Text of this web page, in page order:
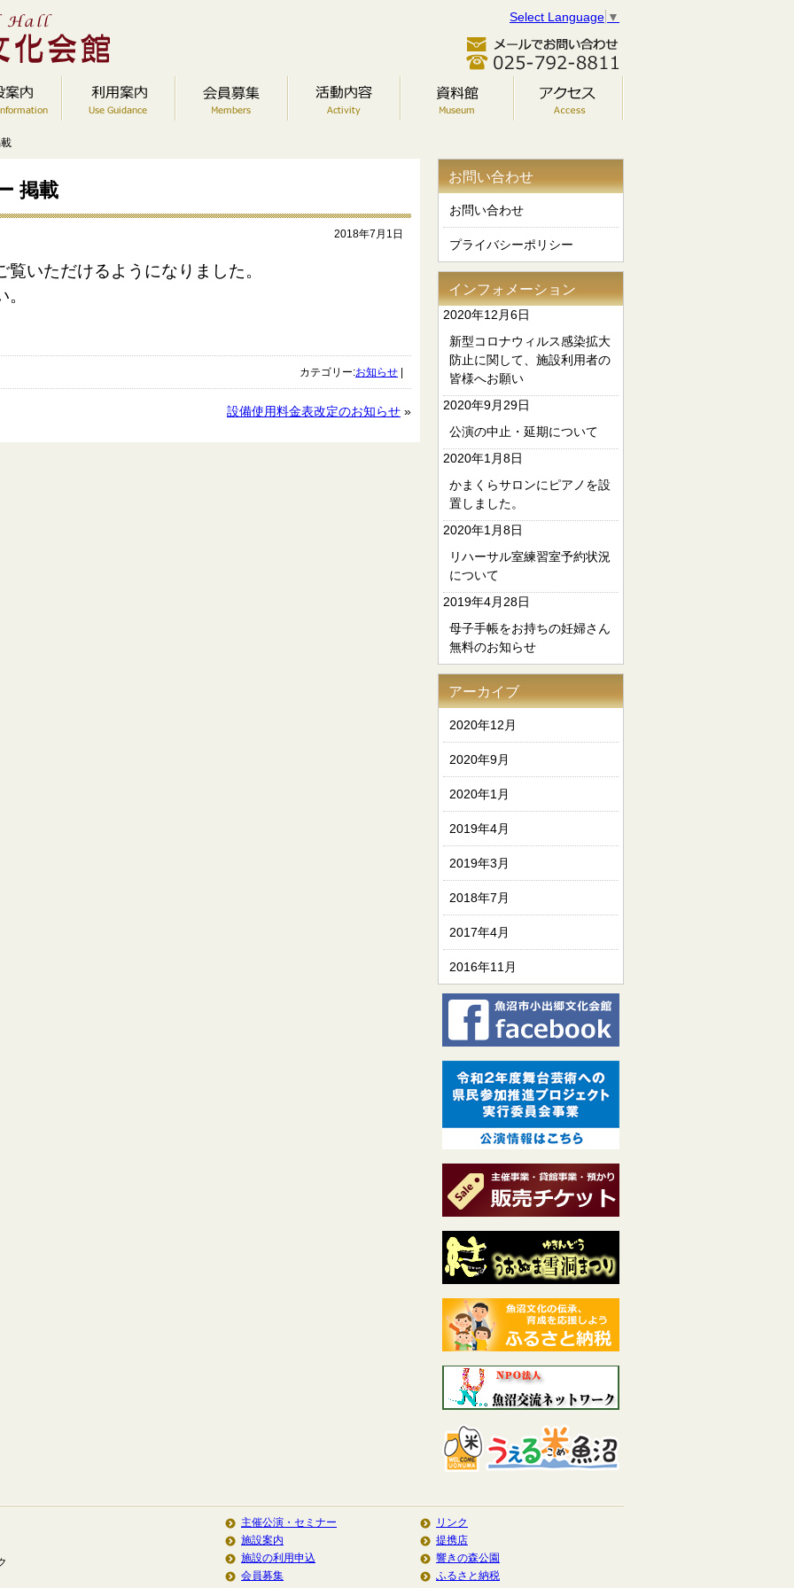
Select Language ▼
掲載
2018年7月1日
いただけるようになりました。
カテゴリー:お知らせ
設備使用料金表改定のお知らせ »
お問い合わせ
お問い合わせ
プライバシーポリシー
インフォメーション
2020年12月6日
新型コロナウィルス感染拡大
防止に関して、施設利用者の
皆様へお願い
2020年9月29日
公演の中止・延期について
2020年1月8日
かまくらサロンにピアノを設
置しました。
2020年1月8日
リハーサル室練習室予約状況
について
2019年4月28日
母子手帳をお持ちの妊婦さん
無料のお知らせ
アーカイブ
2020年12月
2020年9月
2020年1月
2019年4月
2019年3月
2018年7月
2017年4月
2016年11月
主催公演・セミナー
施設案内
施設の利用申込
会員募集
リンク
提携店
響きの森公園
ふるさと納税